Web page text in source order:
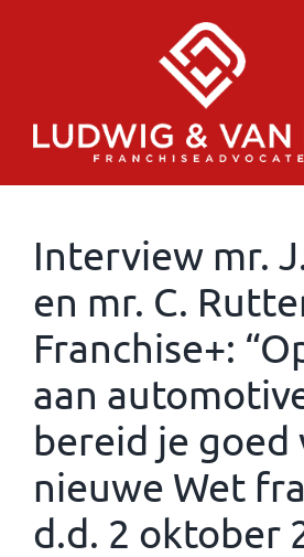
Interview mr.
en mr. C.
Franchise+:
aan
bereid je goed
nieuwe Wet
d.d. 2 oktober